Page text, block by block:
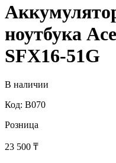
ноутбука
SFX16-51G
В наличии
Код: B070
Розница
23 500 ₸